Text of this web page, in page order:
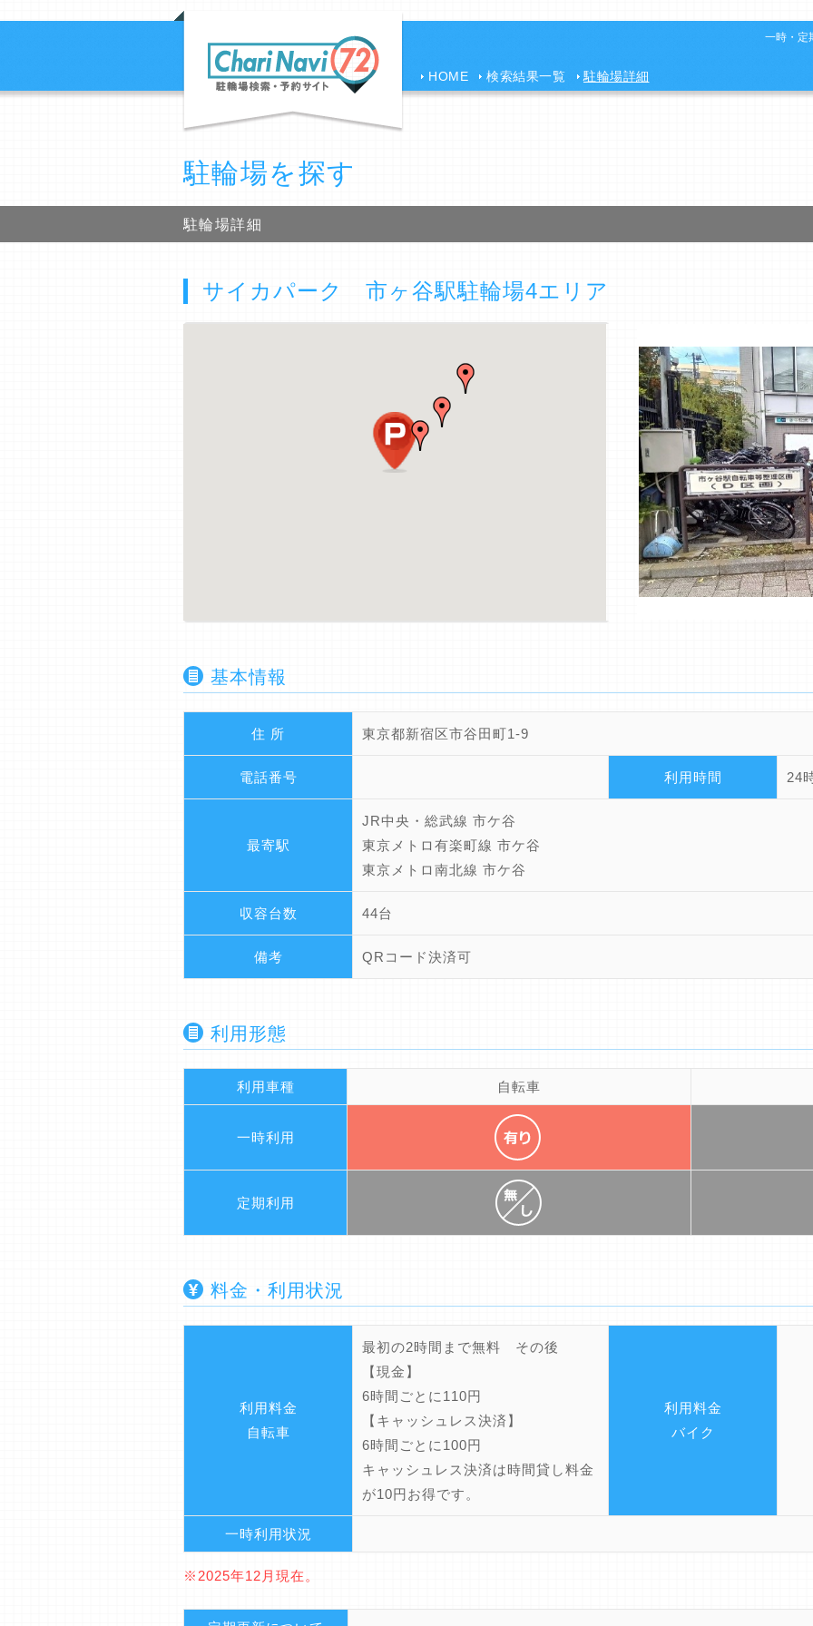
一時・定
HOME 検索結果一覧 駐輪場詳細
駐輪場を探す
駐輪場詳細
サイカパーク 市ヶ谷駅駐輪場4エリア
基本情報
住 所 東京都新宿区市谷田町1-9
電話番号 利用時間 24
最寄駅
JR中央・総武線 市ケ谷
東京メトロ有楽町線 市ケ谷
東京メトロ南北線 市ケ谷
収容台数 44台
備考 QRコード決済可
利用形態
利用車種 自転車
一時利用
定期利用
料金・利用状況
利用料金
自転車
最初の2時間まで無料 その後
【現金】
6時間ごとに110円
【キャッシュレス決済】
6時間ごとに100円
キャッシュレス決済は時間貸し料金
が10円お得です。
利用料金
バイク
一時利用状況
※2025年12月現在。